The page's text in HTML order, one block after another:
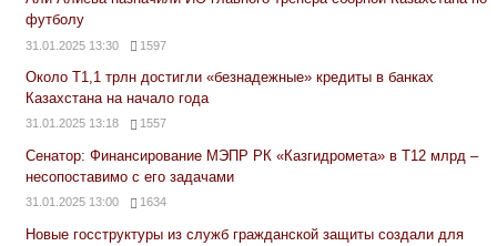
футболу
31.01.2025 13:30 1597
Около Т1,1 трлн достигли «безнадежные» кредиты в банках
Казахстана на начало года
31.01.2025 13:18 1557
Сенатор: Финансирование МЭПР РК «Казгидромета» в Т12 млрд –
несопоставимо с его задачами
31.01.2025 13:00 1634
Новые госструктуры из служб гражданской защиты создали для